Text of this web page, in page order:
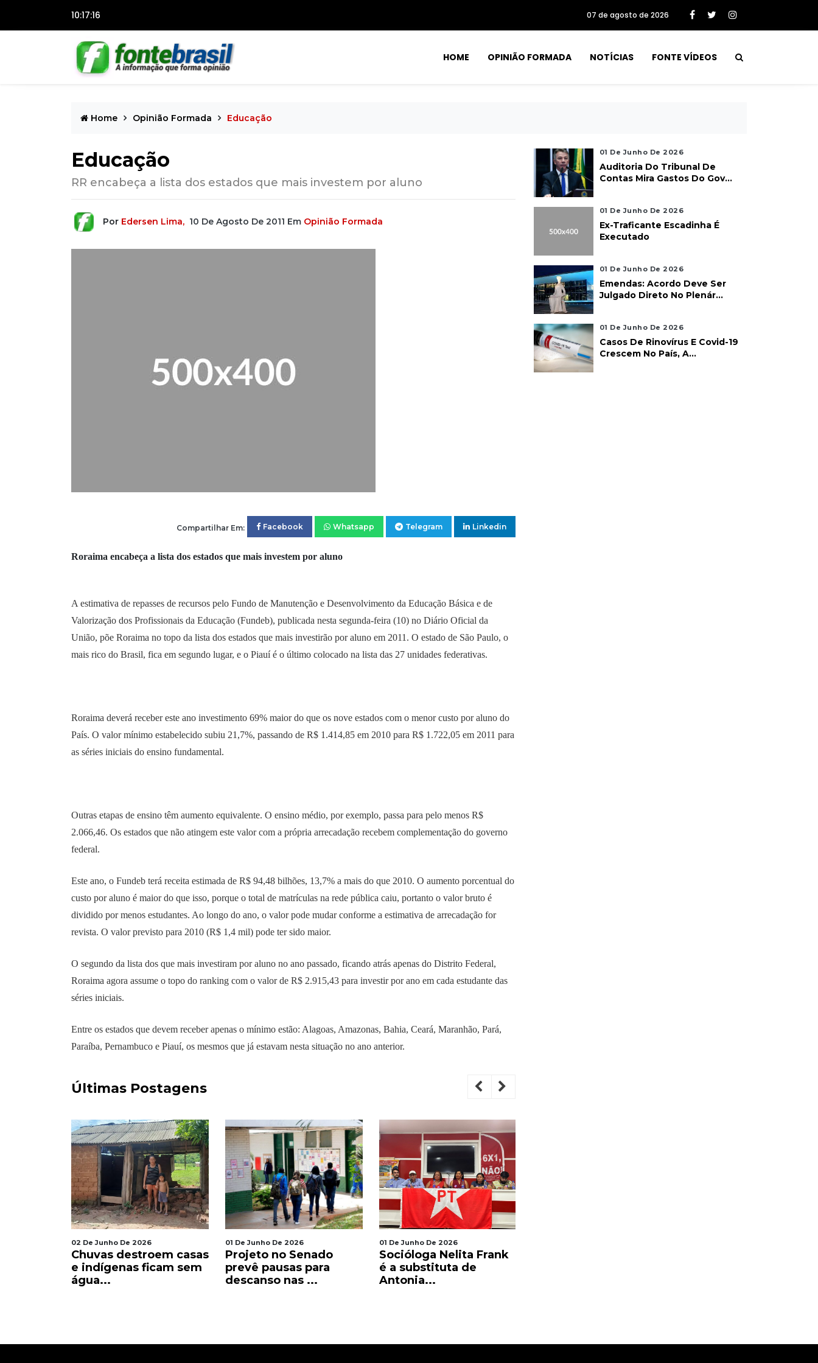
10:17:17 07 de agosto de 2026
HOME OPINIÃO FORMADA NOTÍCIAS FONTE VÍDEOS
Home Opinião Formada Educação
Educação
RR encabeça a lista dos estados que mais investem por aluno
Por Edersen Lima, 10 De Agosto De 2011 Em Opinião Formada
Compartilhar Em: Facebook Whatsapp Telegram Linkedin
Roraima encabeça a lista dos estados que mais investem por aluno
A estimativa de repasses de recursos pelo Fundo de Manutenção e Desenvolvimento da Educação Básica e de
Valorização dos Profissionais da Educação (Fundeb), publicada nesta segunda-feira (10) no Diário Oficial da
União, põe Roraima no topo da lista dos estados que mais investirão por aluno em 2011. O estado de São Paulo, o
mais rico do Brasil, fica em segundo lugar, e o Piauí é o último colocado na lista das 27 unidades federativas.
Roraima deverá receber este ano investimento 69% maior do que os nove estados com o menor custo por aluno do
País. O valor mínimo estabelecido subiu 21,7%, passando de R$ 1.414,85 em 2010 para R$ 1.722,05 em 2011 para
as séries iniciais do ensino fundamental.
Outras etapas de ensino têm aumento equivalente. O ensino médio, por exemplo, passa para pelo menos R$
2.066,46. Os estados que não atingem este valor com a própria arrecadação recebem complementação do governo
federal.
Este ano, o Fundeb terá receita estimada de R$ 94,48 bilhões, 13,7% a mais do que 2010. O aumento porcentual do
custo por aluno é maior do que isso, porque o total de matrículas na rede pública caiu, portanto o valor bruto é
dividido por menos estudantes. Ao longo do ano, o valor pode mudar conforme a estimativa de arrecadação for
revista. O valor previsto para 2010 (R$ 1,4 mil) pode ter sido maior.
O segundo da lista dos que mais investiram por aluno no ano passado, ficando atrás apenas do Distrito Federal,
Roraima agora assume o topo do ranking com o valor de R$ 2.915,43 para investir por ano em cada estudante das
séries iniciais.
Entre os estados que devem receber apenas o mínimo estão: Alagoas, Amazonas, Bahia, Ceará, Maranhão, Pará,
Paraíba, Pernambuco e Piauí, os mesmos que já estavam nesta situação no ano anterior.
Últimas Postagens
02 De Junho De 2026
Chuvas destroem casas
e indígenas ficam sem
água...
01 De Junho De 2026
Projeto no Senado
prevê pausas para
descanso nas ...
01 De Junho De 2026
Socióloga Nelita Frank
é a substituta de
Antonia...
01 De Junho De 2026
Auditoria Do Tribunal De
Contas Mira Gastos Do Gov...
01 De Junho De 2026
Ex-Traficante Escadinha É
Executado
01 De Junho De 2026
Emendas: Acordo Deve Ser
Julgado Direto No Plenár...
01 De Junho De 2026
Casos De Rinovírus E Covid-19
Crescem No País, A...